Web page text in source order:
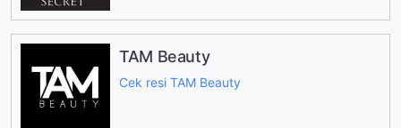
TAM Beauty
Cek resi TAM Beauty